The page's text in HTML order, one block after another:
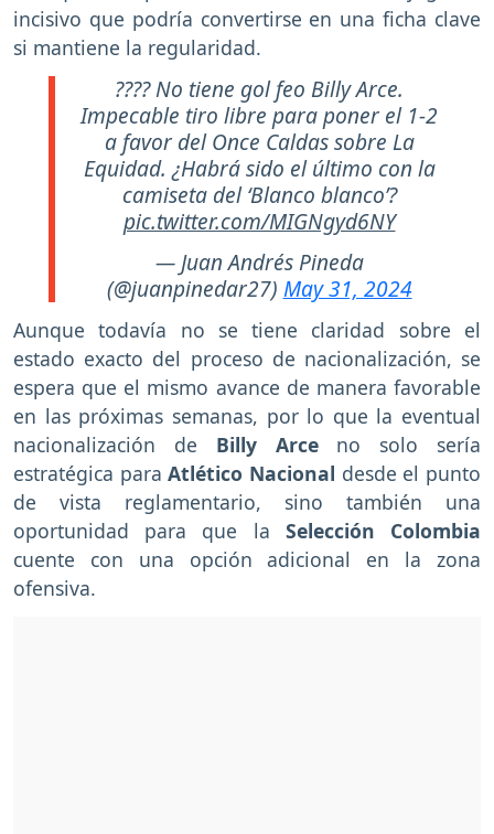
incisivo que podría convertirse en una ficha clave
si mantiene la regularidad.
???? No tiene gol feo Billy Arce.
Impecable tiro libre para poner el 1-2
a favor del Once Caldas sobre La
Equidad. ¿Habrá sido el último con la
camiseta del ‘Blanco blanco’?
pic.twitter.com/MIGNgyd6NY
— Juan Andrés Pineda
(@juanpinedar27) May 31, 2024
Aunque todavía no se tiene claridad sobre el
estado exacto del proceso de nacionalización, se
espera que el mismo avance de manera favorable
en las próximas semanas, por lo que la eventual
nacionalización de Billy Arceno solo sería
estratégica para Atlético Nacional desde el punto
de vista reglamentario, sino también una
oportunidad para que la Selección Colombia
cuente con una opción adicional en la zona
ofensiva.